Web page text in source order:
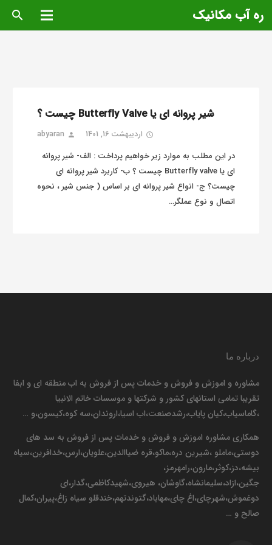
ره آب مکانیک search
شیر پروانه ای یا Butterfly Valve چیست ؟
access_time اردیبهشت 16, 1401 person
abyaran
در این مطلب به موارد زیر خواهیم پرداخت : الف- شیر پروانه
ای یا Butterfly valve چیست ؟ ب- کاربرد شیر پروانه ای
چیست؟ ج- انواع شیر پروانه ای بر اساس ( جنس شیر ، نحوه
اتصال و نوع عملگر…
درباره ما
مشاوره و اموزش و فروش و خدمات پس از فروش به اب منطقه ای و ابفا
تقریبا تمامی استانهای کشور و شرکتها و موسسات خاتم الانبیا
،گاماسیاب،کیان پایاب،رشدصنعت،اب اسیا،اروندان،سه کوه،کیسون،و …
همکاری مشاوره اموزش و فروش و خدمات پس از فروش به سد های
دوستی،ماملو ،شیرین دره،ماکو،قره ضیاالدین،علویان،ارس،خدافرین،سیاه
بیشه،دز،کوثر،مارون،رامهرمز،
جگین،ازاد،سلیمانشاه،گاوشان، هیروی،شهیدکاظمی،گدار،ای
دوغموش،شهرچای،اغ چای،مهاباد،گتوندتهم،خندقلو سیاه زاغ،پیران،کمال
صالح و …